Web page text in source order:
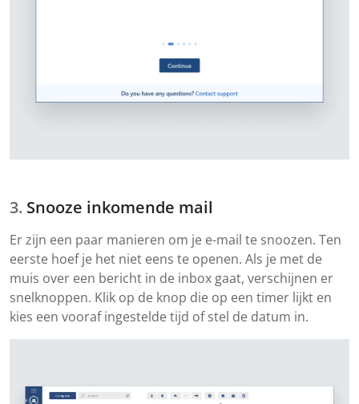
Snooze inkomende mail
Er zijn een paar manieren om je e-mail te snoozen. Ten
eerste hoef je het niet eens te openen. Als je met de
muis over een bericht in de inbox gaat, verschijnen er
snelknoppen. Klik op de knop die op een timer lijkt en
kies een vooraf ingestelde tijd of stel de datum in.